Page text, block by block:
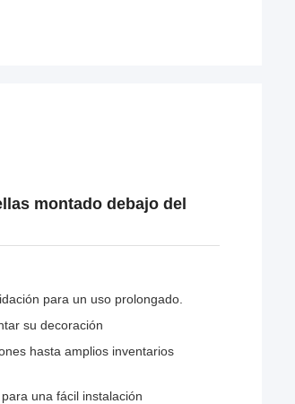
montado debajo del
para un uso prolongado.
su decoración
hasta amplios inventarios
una fácil instalación